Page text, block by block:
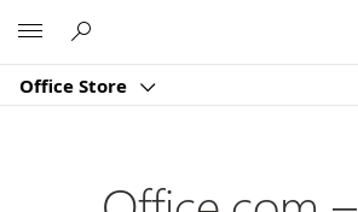
Office Store